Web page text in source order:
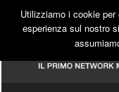
Utilizziamo i cookie
esperienza sul nostro